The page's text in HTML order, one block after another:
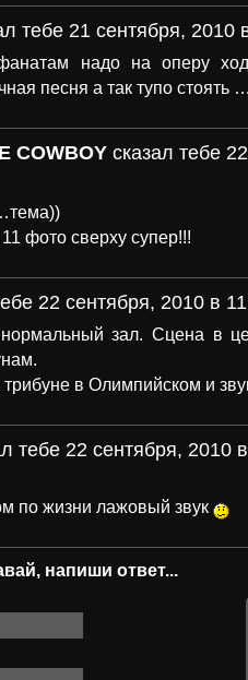
тебе 21 сентября, 2010
надо на оперу
песня а так тупо
COWBOY сказал тебе
фото сверху супер!!!
22 сентября, 2010 в
зал. Сцена в
в Олимпийском и
тебе 22 сентября, 2010
по жизни лажовый звук
напиши ответ...